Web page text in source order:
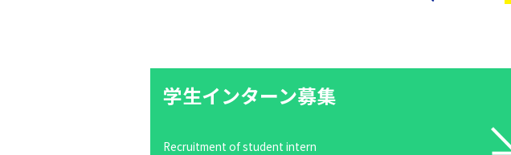
学生インターン募集
Recruitment of student intern